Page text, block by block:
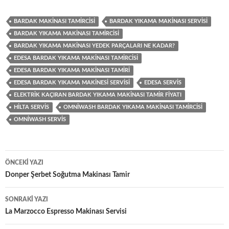
BARDAK MAKINASI TAMIRCISI BARDAK YIKAMA MAKINASI SERVISI
BARDAK YIKAMA MAKINASI TAMIRCISI
BARDAK YIKAMA MAKINASI YEDEK PARÇALARI NE KADAR?
EDESA BARDAK YIKAMA MAKINASI TAMIRCISI
EDESA BARDAK YIKAMA MAKINASI TAMIRI
EDESA BARDAK YIKAMA MAKINESI SERVISI EDESA SERVIS
ELEKTRIK KAÇIRAN BARDAK YIKAMA MAKINASI TAMIR FIYATI
HILTA SERVIS OMNIWASH BARDAK YIKAMA MAKINASI TAMIRCISI
OMNIWASH SERVIS
Yazı
dolaşımı
ÖNCEKI YAZI
Donper Şerbet Soğutma Makinası Tamir
SONRAKI YAZI
La Marzocco Espresso Makinası Servisi